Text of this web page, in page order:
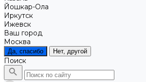
Йошкар-Ола
Иркутск
Ижевск
Ваш город
Москва
Да, спасибо Нет, другой
Поиск